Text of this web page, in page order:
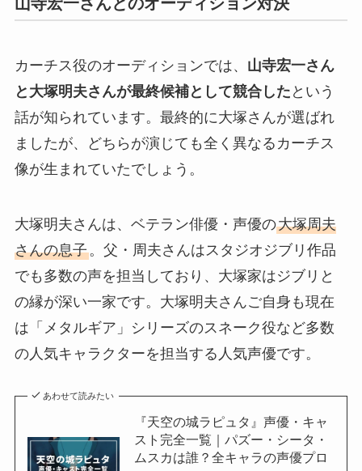
カーチス役のオーディションでは、 山寺宏一さん
と大塚明夫さんが最終候補として競合した という
話が知られています。最終的に大塚さんが選ばれ
ましたが、どちらが演じても全く異なるカーチス
像が生まれていたでしょう。
大塚明夫さんは、ベテラン俳優・声優の大塚周夫
さんの息子。父・周夫さんはスタジオジブリ作品
でも多数の声を担当しており、大塚家はジブリと
の縁が深い一家です。大塚明夫さんご自身も現在
は「メタルギア」シリーズのスネーク役など多数
の人気キャラクターを担当する人気声優です。
あわせて読みたい
『天空の城ラピュタ』声優・キャ
スト完全一覧｜パズー・シータ・
ムスカは誰？全キャラの声優プロ